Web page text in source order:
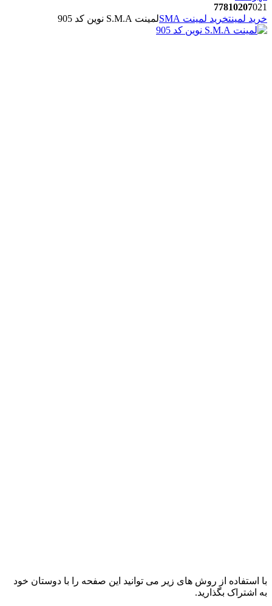
77810207021
خرید لمینتخرید لمینت SMA لمینت S.M.A نوین کد 905
با استفاده از روش های زیر می توانید این صفحه را با دوستان خود
به اشتراک بگذارید.